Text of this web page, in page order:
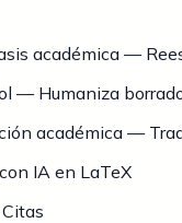
académica —
— Humaniza
académica —
IA en LaTeX